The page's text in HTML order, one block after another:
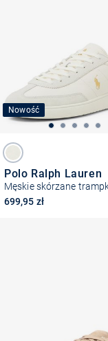
Nowość
Polo Ralph Lauren
699,95 zł